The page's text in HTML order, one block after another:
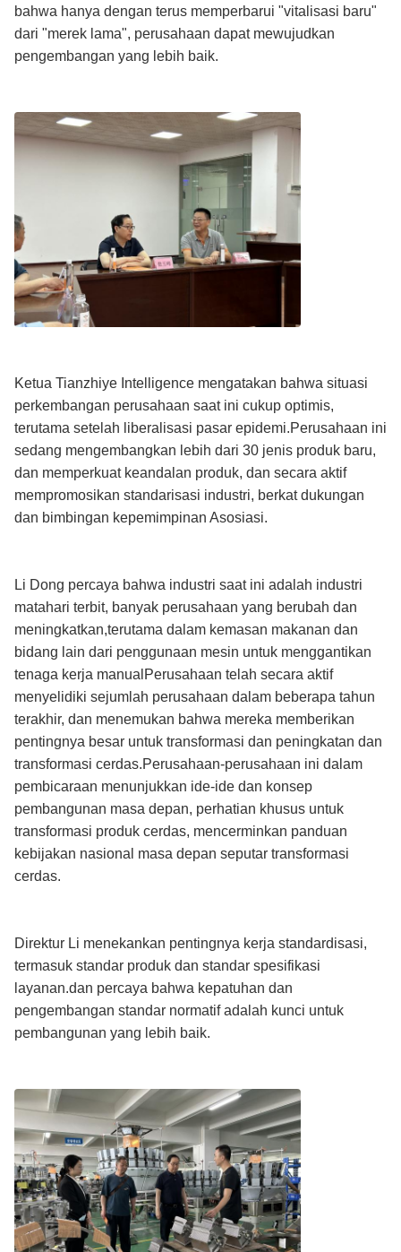
bahwa hanya dengan terus memperbarui "vitalisasi baru"
dari "merek lama", perusahaan dapat mewujudkan
pengembangan yang lebih baik.
Ketua Tianzhiye Intelligence mengatakan bahwa situasi
perkembangan perusahaan saat ini cukup optimis,
terutama setelah liberalisasi pasar epidemi.Perusahaan ini
sedang mengembangkan lebih dari 30 jenis produk baru,
dan memperkuat keandalan produk, dan secara aktif
mempromosikan standarisasi industri, berkat dukungan
dan bimbingan kepemimpinan Asosiasi.
Li Dong percaya bahwa industri saat ini adalah industri
matahari terbit, banyak perusahaan yang berubah dan
meningkatkan,terutama dalam kemasan makanan dan
bidang lain dari penggunaan mesin untuk menggantikan
tenaga kerja manualPerusahaan telah secara aktif
menyelidiki sejumlah perusahaan dalam beberapa tahun
terakhir, dan menemukan bahwa mereka memberikan
pentingnya besar untuk transformasi dan peningkatan dan
transformasi cerdas.Perusahaan-perusahaan ini dalam
pembicaraan menunjukkan ide-ide dan konsep
pembangunan masa depan, perhatian khusus untuk
transformasi produk cerdas, mencerminkan panduan
kebijakan nasional masa depan seputar transformasi
cerdas.
Direktur Li menekankan pentingnya kerja standardisasi,
termasuk standar produk dan standar spesifikasi
layanan.dan percaya bahwa kepatuhan dan
pengembangan standar normatif adalah kunci untuk
pembangunan yang lebih baik.